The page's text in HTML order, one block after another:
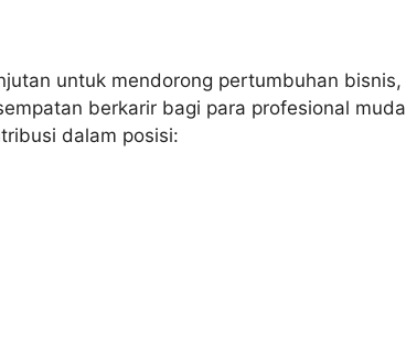
untuk mendorong pertumbuhan bisnis,
berkarir bagi para profesional muda
dalam posisi: